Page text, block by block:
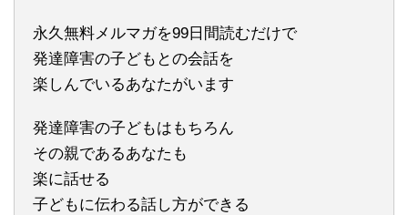
永久無料メルマガを99日間読むだけで
発達障害の子どもとの会話を
楽しんでいるあなたがいます
発達障害の子どもはもちろん
その親であるあなたも
楽に話せる
子どもに伝わる話し方ができる